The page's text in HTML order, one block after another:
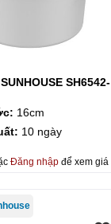
SH6542-
16cm
10 ngày
Đăng nhậpđể xem giá